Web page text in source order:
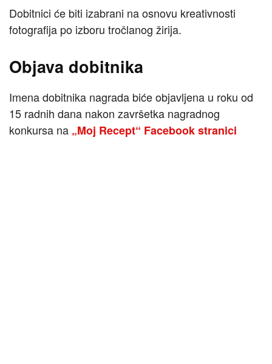
Dobitnici će biti izabrani na osnovu kreativnosti
fotografija po izboru tročlanog žirija.
Objava dobitnika
Imena dobitnika nagrada biće objavljena u roku od
15 radnih dana nakon završetka nagradnog
konkursa na „Moj Recept“ Facebook stranici